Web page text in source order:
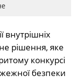
внутрішніх
рішення, яке
конкурсі
безпеки